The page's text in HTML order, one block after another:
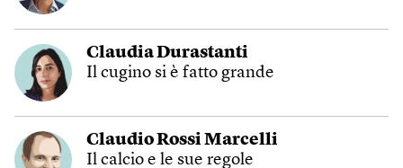
Claudia Durastanti
Il cugino si è fatto grande
Claudio Rossi Marcelli
Il calcio e le sue regole